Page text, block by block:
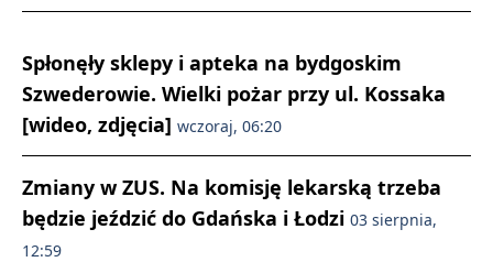
Spłonęły sklepy i apteka na bydgoskim
Szwederowie. Wielki pożar przy ul. Kossaka
[wideo, zdjęcia] wczoraj, 06:20
Zmiany w ZUS. Na komisję lekarską trzeba
będzie jeździć do Gdańska i Łodzi 03 sierpnia,
12:59